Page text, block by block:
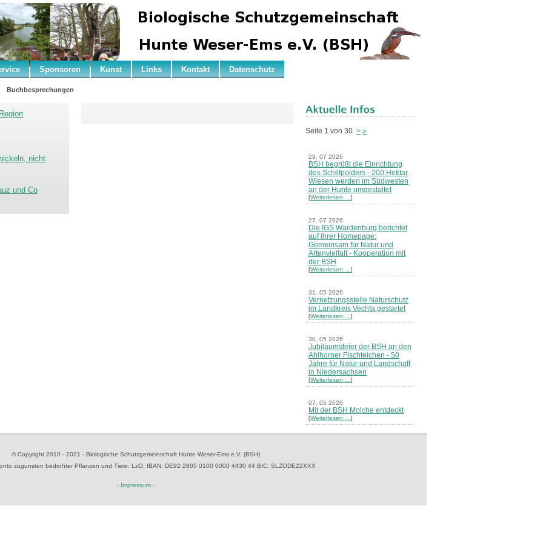
Sponsoren Kunst Links Kontakt Datenschutz
Buchbesprechungen
nicht
und Co
Seite 1 von 30 > »
29. 07 2026
BSH begrüßt die Einrichtung
des Schilfpolders - 200 Hektar
Wiesen werden im Südwesten
an der Hunte umgestaltet
[Weiterlesen … ]
27. 07 2026
Die IGS Wardenburg berichtet
auf ihrer Homepage:
Gemeinsam für Natur und
Artenvielfalt - Kooperation mit
der BSH
[Weiterlesen … ]
31. 05 2026
Vernetzungsstelle Naturschutz
im Landkreis Vechta gestartet
[Weiterlesen … ]
30. 05 2026
Jubiläumsfeier der BSH an den
Ahlhorner Fischteichen - 50
Jahre für Natur und Landschaft
in Niedersachsen
[Weiterlesen … ]
07. 05 2026
Mit der BSH Molche entdeckt
[Weiterlesen … ]
[Weiterlesen …
© Copyright 2010 - 2021 - Biologische Schutzgemeinschaft Hunte Weser-Ems e.V. (BSH)
zugunsten bedrohter Pflanzen und Tiere: LzO, IBAN: DE92 2805 0100 0000 4430 44 BIC: SLZODE22XXX
- Impressum -